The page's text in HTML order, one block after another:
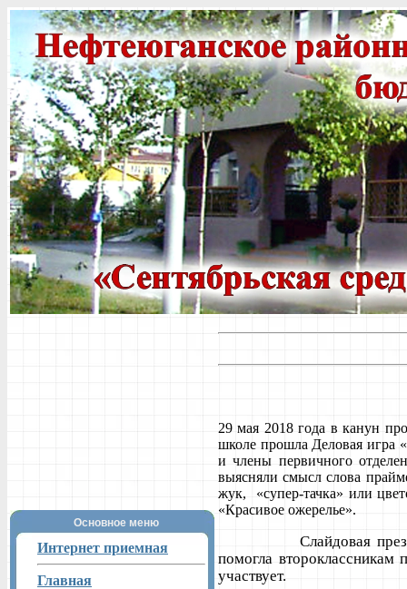
Основное меню
Интернет приемная
Главная
29 мая 2018 года в канун
школе прошла Деловая игра
и члены первичного
выясняли смысл слова
жук,
«супер-тачка» или
«Красивое ожерелье».
Слайдовая
помогла
участвует.